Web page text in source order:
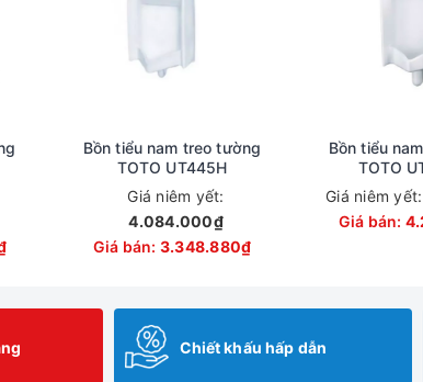
Bồn tiểu nam treo tường
TOTO UT445H
Giá niêm yết:
4.084.000₫
Giá bán: 3.348.880₫
Bồn tiểu
TOTO
Giá niêm yết:
Giá bán:
Chiết khấu hấp dẫn